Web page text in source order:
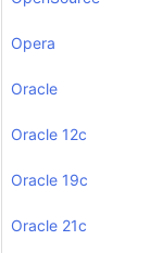
Opera
Oracle
Oracle 12c
Oracle 19c
Oracle 21c